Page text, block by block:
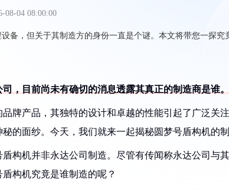
08-04 08:00:00
备，但关于其制造方的身份一直是个谜。本文将带您一探究
，目前尚未有确切的消息透露其真正的制造商是谁。
牌产品，其独特的设计和卓越的性能引起了广泛关
的面纱。今天，我们就来一起揭秘圆梦号盾构机的制
构机并非永达公司制造。尽管有传闻称永达公司与
构机究竟是谁制造的呢？